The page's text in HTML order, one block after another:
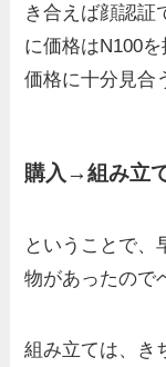
き合えば顔認証
に価格はN100
価格に十分見合
購入→組み立
ということで、
物があったので
組み立ては、き